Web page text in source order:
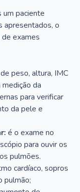
paciente
apresentados, o
exames
peso, altura, IMC
da
para verificar
da pele e
é o exame no
para ouvir os
pulmões.
cardíaco, sopros
pulmão;